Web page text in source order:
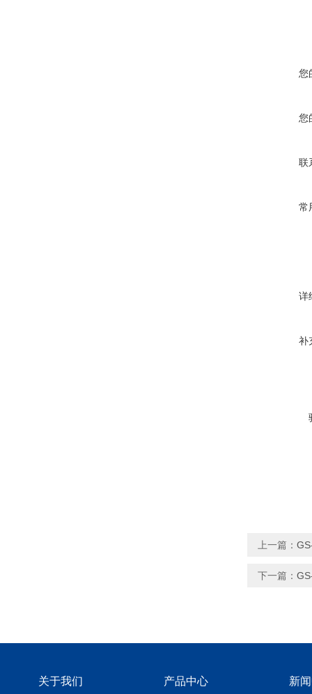
您
您
联
常
详
补
上一篇：
下一篇：
关于我们 产品中心 新